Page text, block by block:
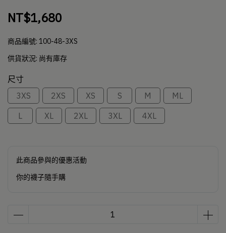
NT$1,680
商品編號: 100-48-3XS
供貨狀況: 尚有庫存
尺寸
3XS
2XS XS S M
ML
L
XL 2XL 3XL 4XL
此商品參與的優惠活動
你的襪子隨手購